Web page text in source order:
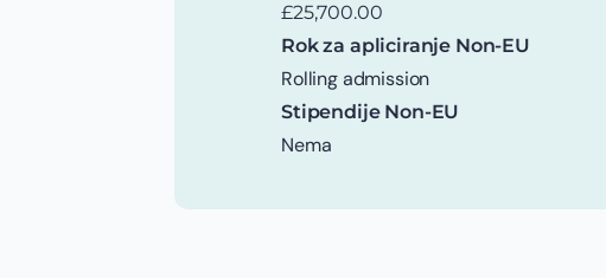
£25,700.00
Rok za apliciranje Non-EU
Rolling admission
Stipendije Non-EU
Nema